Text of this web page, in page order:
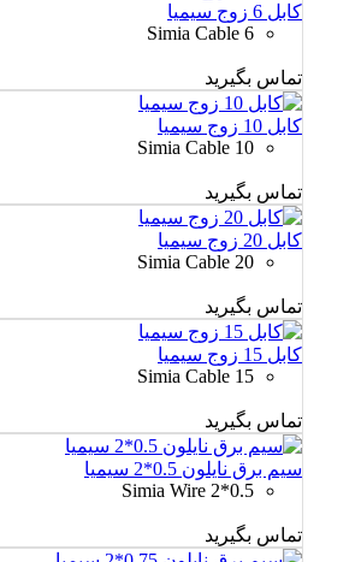
کابل 6 زوج سیمیا
Simia Cable 6
تماس بگیرید
کابل 10 زوج سیمیا
Simia Cable 10
تماس بگیرید
کابل 20 زوج سیمیا
Simia Cable 20
تماس بگیرید
کابل 15 زوج سیمیا
Simia Cable 15
تماس بگیرید
سیم برق نایلون 0.5*2 سیمیا
Simia Wire 2*0.5
تماس بگیرید